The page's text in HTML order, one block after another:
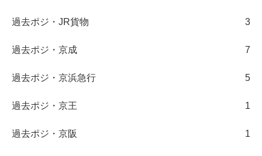
過去ポジ・JR貨物 3
過去ポジ・京成 7
過去ポジ・京浜急行 5
過去ポジ・京王 1
過去ポジ・京阪 1